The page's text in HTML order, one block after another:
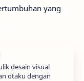
yang
desain visual
otaku dengan